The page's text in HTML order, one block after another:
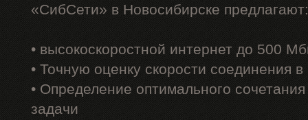
«СибСети» в Новосибирске предлагают:
• высокоскоростной интернет до 500
• Точную оценку скорости соединения
• Определение оптимального
задачи